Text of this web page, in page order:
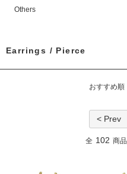
Others
Earrings / Pierce
おすすめ順
< Prev
全 102 商品